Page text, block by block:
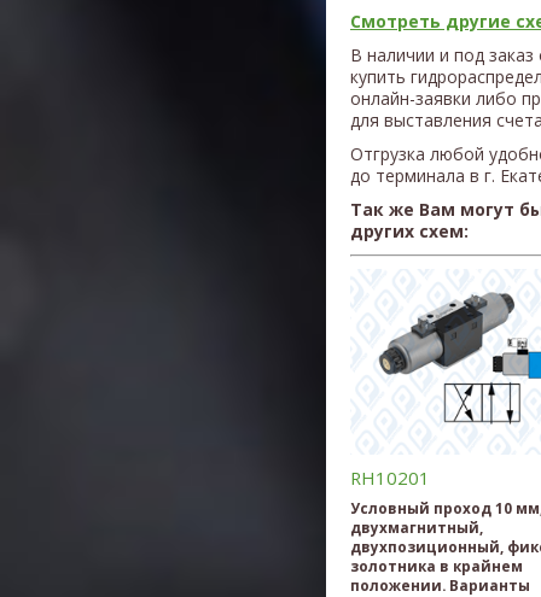
Смотреть другие
В наличии и под
купить
онлайн-заявки либо
для выставления
Отгрузка любой
до терминала в г.
Так же Вам могут
других схем:
RH10201
Условный проход 10
двухмагнитный,
двухпозиционный,
золотника в крайнем
положении. Варианты